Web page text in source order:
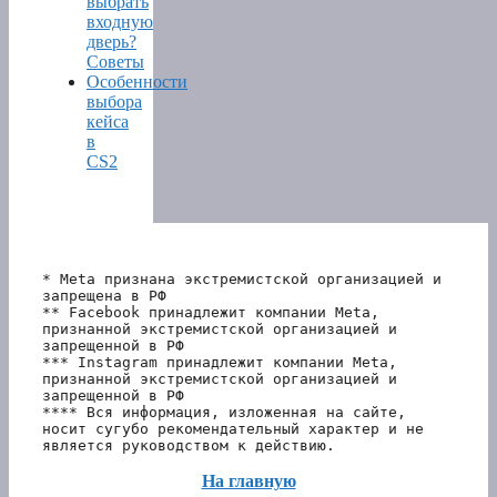
входную
дверь?
Советы
Особенности
выбора
кейса
в
CS2
* Meta признана экстремистской организацией и
запрещена в РФ
** Facebook принадлежит компании Meta,
признанной экстремистской организацией и
запрещенной в РФ
*** Instagram принадлежит компании Meta,
признанной экстремистской организацией и
запрещенной в РФ
**** Вся информация, изложенная на сайте,
носит сугубо рекомендательный характер и не
является руководством к действию.
На главную